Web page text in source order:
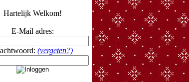
Hartelijk Welkom!
E-Mail adres:
(vergeten?)